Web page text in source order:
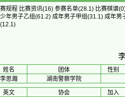
规程 比赛资讯(16) 参赛名单(28.1) 比赛棋谱
年男子乙组(61.2) 成年男子甲组(31.1) 成年男
(12.1)
姓名 团体
性别
李思瀚
湖南警察学院
英文 协会 加入